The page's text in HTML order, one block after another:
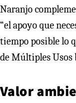
Naranjo
“el apoyo que
tiempo posible lo
de Múltiples Usos
Valor